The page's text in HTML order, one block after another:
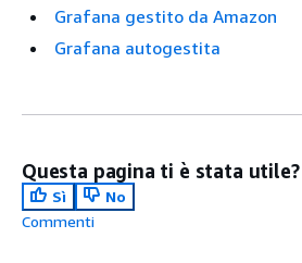
Grafana gestito da Amazon
Grafana autogestita
Questa pagina ti è stata utile?
Sì
No
Commenti